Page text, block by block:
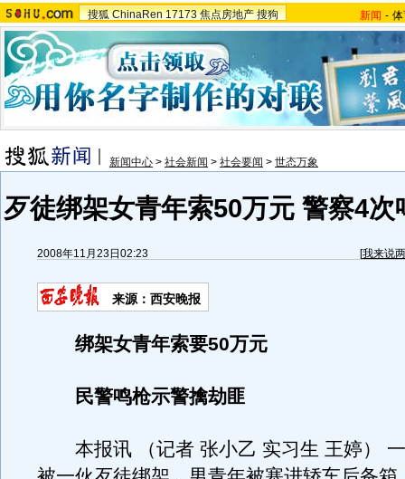
搜狐 ChinaRen 17173 焦点房地产 搜狗 新闻 -
新闻中心 > 社会新闻 > 社会要闻 > 世态万象
歹徒绑架女青年索50万元 警察4次
2008年11月23日02:23 [我来说
来源：西安晚报
绑架女青年索要50万元
民警鸣枪示警擒劫匪
本报讯 （记者 张小乙 实习生 王婷）